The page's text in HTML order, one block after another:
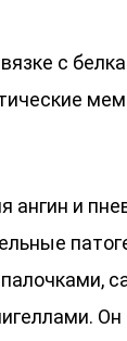
с
ангин и